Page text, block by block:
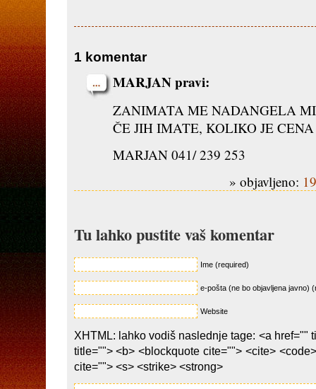
1 komentar
MARJAN pravi:
ZANIMATA ME NADANGELA
ČE JIH IMATE, KOLIKO JE
MARJAN 041/ 239 253
» objavljeno:
Tu lahko pustite vaš komentar
Ime (required)
e-pošta (ne bo objavljena javno)
Website
XHTML: lahko vodiš naslednje tage: <a href=""
title=""> <b> <blockquote cite=""> <cite>
cite=""> <s> <strike> <strong>